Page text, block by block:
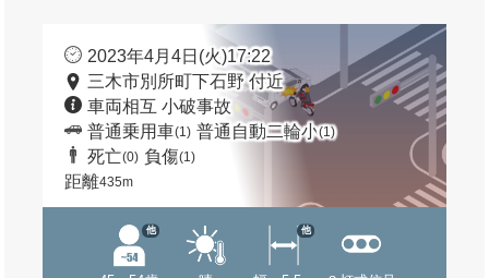
2023年4月4日(火)17:22
三木市別所町下石野 付近
車両相互 小破事故
普通乗用車(1) 普通自動二輪小(1)
死亡(0) 負傷(1)
距離435m
他 他